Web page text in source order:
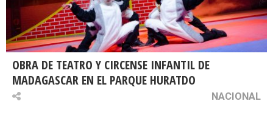
OBRA DE TEATRO Y CIRCENSE INFANTIL DE
MADAGASCAR EN EL PARQUE HURATDO
NACIONAL